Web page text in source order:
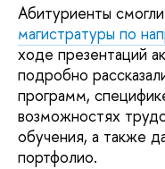
Абитуриенты
магистратуры по
ходе презентаций
подробно
программ,
возможностях
обучения, а также
портфолио.